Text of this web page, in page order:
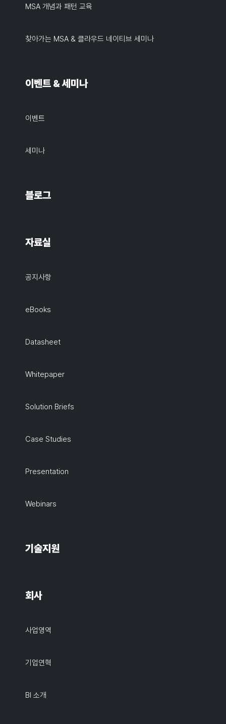
MSA 개념과 패턴 교육
찾아가는 MSA & 클라우드 네이티브 세미나
이벤트 & 세미나
이벤트
세미나
블로그
자료실
공지사항
eBooks
Datasheet
Whitepaper
Solution Briefs
Case Studies
Presentation
Webinars
기술지원
회사
사업영역
기업연혁
BI 소개